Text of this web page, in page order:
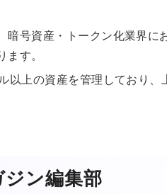
号資産・トークン化業界に
ます。
以上の資産を管理しており、
ン編集部